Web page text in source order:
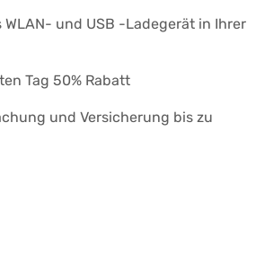
WLAN- und USB -Ladegerät in Ihrer
Tag 50% Rabatt
und Versicherung bis zu